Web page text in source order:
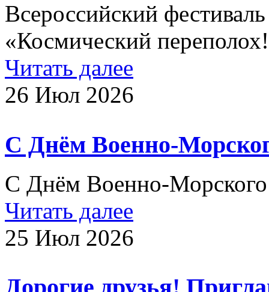
Всероссийский
«Космический
Читать далее
26 Июл 2026
С Днём Военно-
С Днём Военно-
Читать далее
25 Июл 2026